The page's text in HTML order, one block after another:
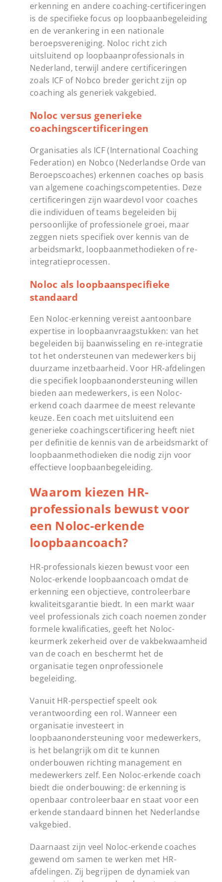
erkenning en andere coaching-certificeringen
is de specifieke focus op loopbaanbegeleiding
en de verankering in een nationale
beroepsvereniging. Noloc richt zich
uitsluitend op loopbaanprofessionals in
Nederland, terwijl andere certificeringen
zoals ICF of Nobco breder gericht zijn op
coaching als generiek vakgebied.
Noloc versus generieke
coachingscertificeringen
Organisaties als ICF (International Coaching
Federation) en Nobco (Nederlandse Orde van
Beroepscoaches) erkennen coaches op basis
van algemene coachingscompetenties. Deze
certificeringen zijn waardevol voor coaches
die individuen of teams begeleiden bij
persoonlijke of professionele groei, maar
zeggen niets specifiek over kennis van de
arbeidsmarkt, loopbaanmethodieken of re-
integratieprocessen.
Noloc als loopbaanspecifieke
standaard
Een Noloc-erkenning vereist aantoonbare
expertise in loopbaanvraagstukken: van het
begeleiden bij baanwisseling en re-integratie
tot het ondersteunen van medewerkers bij
duurzame inzetbaarheid. Voor HR-afdelingen
die specifiek loopbaanondersteuning willen
bieden aan medewerkers, is een Noloc-
erkend coach daarmee de meest relevante
keuze. Een coach met uitsluitend een
generieke coachingscertificering heeft niet
per definitie de kennis van de arbeidsmarkt of
loopbaanmethodieken die nodig zijn voor
effectieve loopbaanbegeleiding.
Waarom kiezen HR-
professionals bewust voor
een Noloc-erkende
loopbaancoach?
HR-professionals kiezen bewust voor een
Noloc-erkende loopbaancoach omdat de
erkenning een objectieve, controleerbare
kwaliteitsgarantie biedt. In een markt waar
veel professionals zich coach noemen zonder
formele kwalificaties, geeft het Noloc-
keurmerk zekerheid over de vakbekwaamheid
van de coach en beschermt het de
organisatie tegen onprofessionele
begeleiding.
Vanuit HR-perspectief speelt ook
verantwoording een rol. Wanneer een
organisatie investeert in
loopbaanondersteuning voor medewerkers,
is het belangrijk om dit te kunnen
onderbouwen richting management en
medewerkers zelf. Een Noloc-erkende coach
biedt die onderbouwing: de erkenning is
openbaar controleerbaar en staat voor een
erkende standaard binnen het Nederlandse
vakgebied.
Daarnaast zijn veel Noloc-erkende coaches
gewend om samen te werken met HR-
afdelingen. Zij begrijpen de dynamiek van